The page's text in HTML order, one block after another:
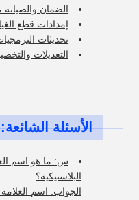
الضمان والصيانة
إمدادات قطع
تحديثات
التعديلات
الأسئلة الشائعة:
س: ما هو اسم
البلاستيكية؟
الجواب: اسم العلامة